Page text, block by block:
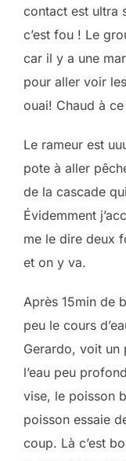
contact est ultra
c’est fou ! Le
car il y a une
pour aller voir
ouai! Chaud à
Le rameur est
pote à aller
de la cascade
Évidemment
me le dire deux
et on y va.
Après 15min de
peu le cours
Gerardo, voit un
l’eau peu
vise, le poisson
poisson essaie
coup. Là c’est